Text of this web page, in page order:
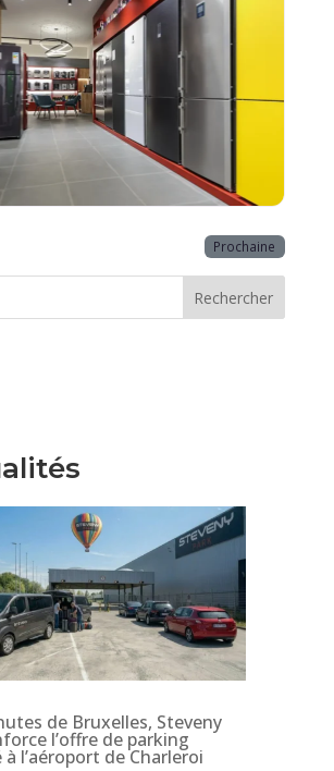
Prochaine
Rechercher
de Bruxelles, Steveny
l’offre de parking
à l’aéroport de Charleroi